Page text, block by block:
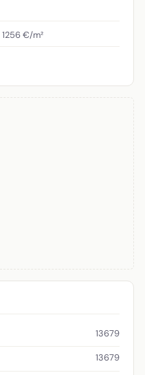
1256 €/m²
13679
13679